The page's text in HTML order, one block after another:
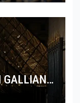
GALLIANO
DEL REY